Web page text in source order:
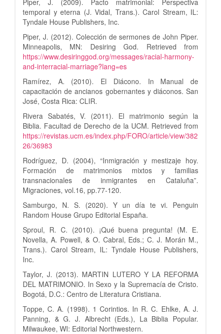
temporal y eterna (J. Vidal, Trans.). Carol Stream, IL:
Tyndale House Publishers, Inc.
Piper, J. (2012). Colección de sermones de John Piper.
Minneapolis, MN: Desiring God. Retrieved from
https://www.desiringgod.org/messages/racial-harmony-
and-interracial-marriage?lang=es
Ramírez, A. (2010). El Diácono. In Manual de
capacitación de ancianos gobernantes y diáconos. San
José, Costa Rica: CLIR.
Rivera Sabatés, V. (2011). El matrimonio según la
Biblia. Facultad de Derecho de la UCM. Retrieved from
https://revistas.ucm.es/index.php/FORO/article/view/382
26/36983
Rodríguez, D. (2004), “Inmigración y mestizaje hoy.
Formación de matrimonios mixtos y familias
transnacionales de inmigrantes en Cataluña”.
Migraciones, vol.16, pp.77-120.
Samburgo, N. S. (2020). Y un día te vi. Penguin
Random House Grupo Editorial España.
Sproul, R. C. (2010). ¡Qué buena pregunta! (M. E.
Novella, A. Powell, & O. Cabral, Eds.; C. J. Morán M.,
Trans.). Carol Stream, IL: Tyndale House Publishers,
Inc.
Taylor, J. (2013). MARTIN LUTERO Y LA REFORMA
DEL MATRIMONIO. In Sexo y la Supremacía de Cristo.
Bogotá, D.C.: Centro de Literatura Cristiana.
Toppe, C. A. (1998). 1 Corintios. In R. C. Ehlke, A. J.
Panning, & G. J. Albrecht (Eds.), La Biblia Popular.
Milwaukee, WI: Editorial Northwestern.